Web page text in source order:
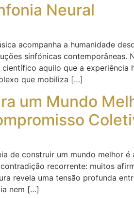
Neural
acompanha a humanidade
sinfónicas contemporâneas.
aquilo que a experiência
que mobiliza […]
um Mundo
de construir um mundo melhor
recorrente: muitos
revela uma tensão profunda
nem […]